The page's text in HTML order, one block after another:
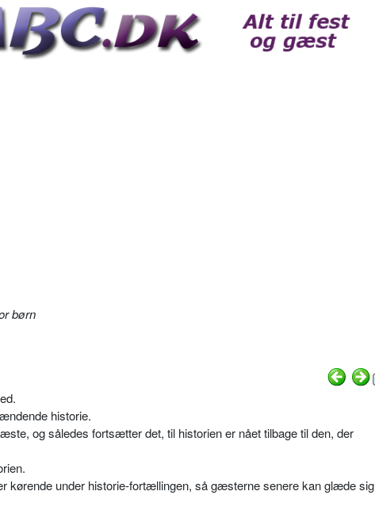
børn
historie.
og således fortsætter det, til historien er nået tilbage til den, der
kørende under historie-fortællingen, så gæsterne senere kan glæde sig